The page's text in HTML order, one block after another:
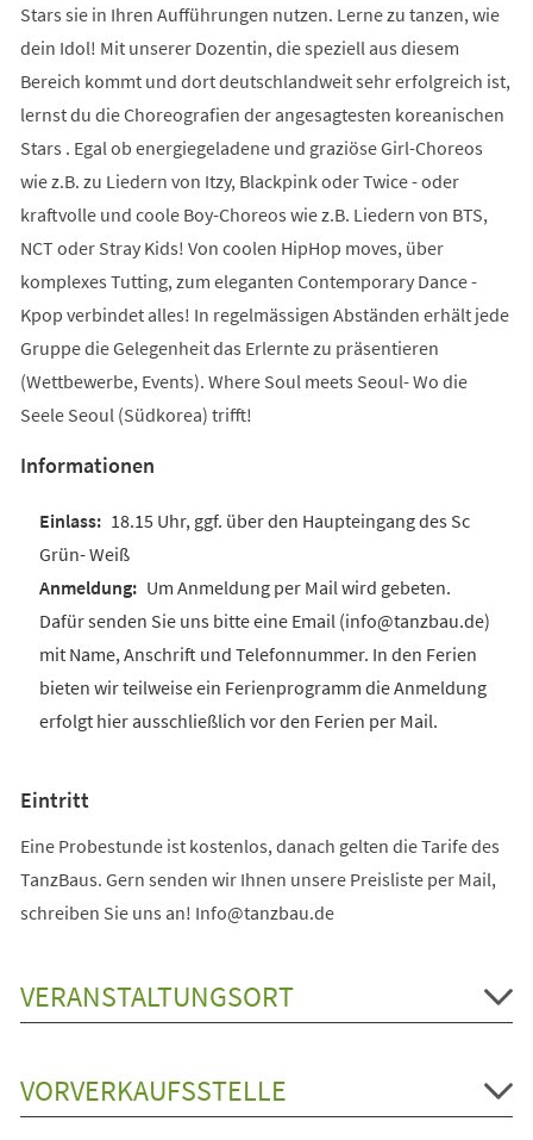
Stars sie in Ihren Aufführungen nutzen. Lerne zu tanzen, wie
dein Idol! Mit unserer Dozentin, die speziell aus diesem
Bereich kommt und dort deutschlandweit sehr erfolgreich ist,
lernst du die Choreografien der angesagtesten koreanischen
Stars . Egal ob energiegeladene und graziöse Girl-Choreos
wie z.B. zu Liedern von Itzy, Blackpink oder Twice - oder
kraftvolle und coole Boy-Choreos wie z.B. Liedern von BTS,
NCT oder Stray Kids! Von coolen HipHop moves, über
komplexes Tutting, zum eleganten Contemporary Dance -
Kpop verbindet alles! In regelmässigen Abständen erhält jede
Gruppe die Gelegenheit das Erlernte zu präsentieren
(Wettbewerbe, Events). Where Soul meets Seoul- Wo die
Seele Seoul (Südkorea) trifft!
Informationen
18.15 Uhr, ggf. über den Haupteingang des Sc
Grün- Weiß
Um Anmeldung per Mail wird gebeten.
Dafür senden Sie uns bitte eine Email (info@tanzbau.de)
mit Name, Anschrift und Telefonnummer. In den Ferien
bieten wir teilweise ein Ferienprogramm die Anmeldung
erfolgt hier ausschließlich vor den Ferien per Mail.
Eintritt
Eine Probestunde ist kostenlos, danach gelten die Tarife des
TanzBaus. Gern senden wir Ihnen unsere Preisliste per Mail,
schreiben Sie uns an! Info@tanzbau.de
VERANSTALTUNGSORT
VORVERKAUFSSTELLE